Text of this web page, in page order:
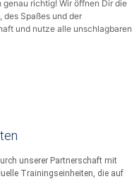
richtig! Wir öffnen Dir die
des Spaßes und der
und nutze alle unschlagbaren
unserer Partnerschaft mit
Trainingseinheiten, die auf